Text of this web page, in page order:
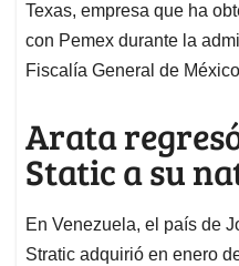
Texas, empresa que ha
con Pemex durante la
Fiscalía General de
Arata
Static a su
En Venezuela, el país de
Stratic adquirió en enero